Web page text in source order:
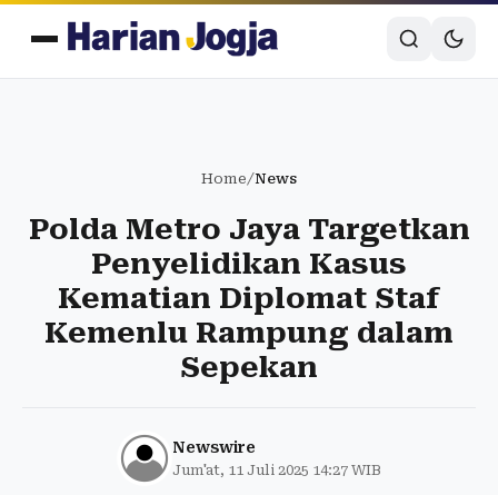
Home/News
Polda Metro Jaya Targetkan
Penyelidikan Kasus
Kematian Diplomat Staf
Kemenlu Rampung dalam
Sepekan
Newswire
Jum'at, 11 Juli 2025 14:27 WIB